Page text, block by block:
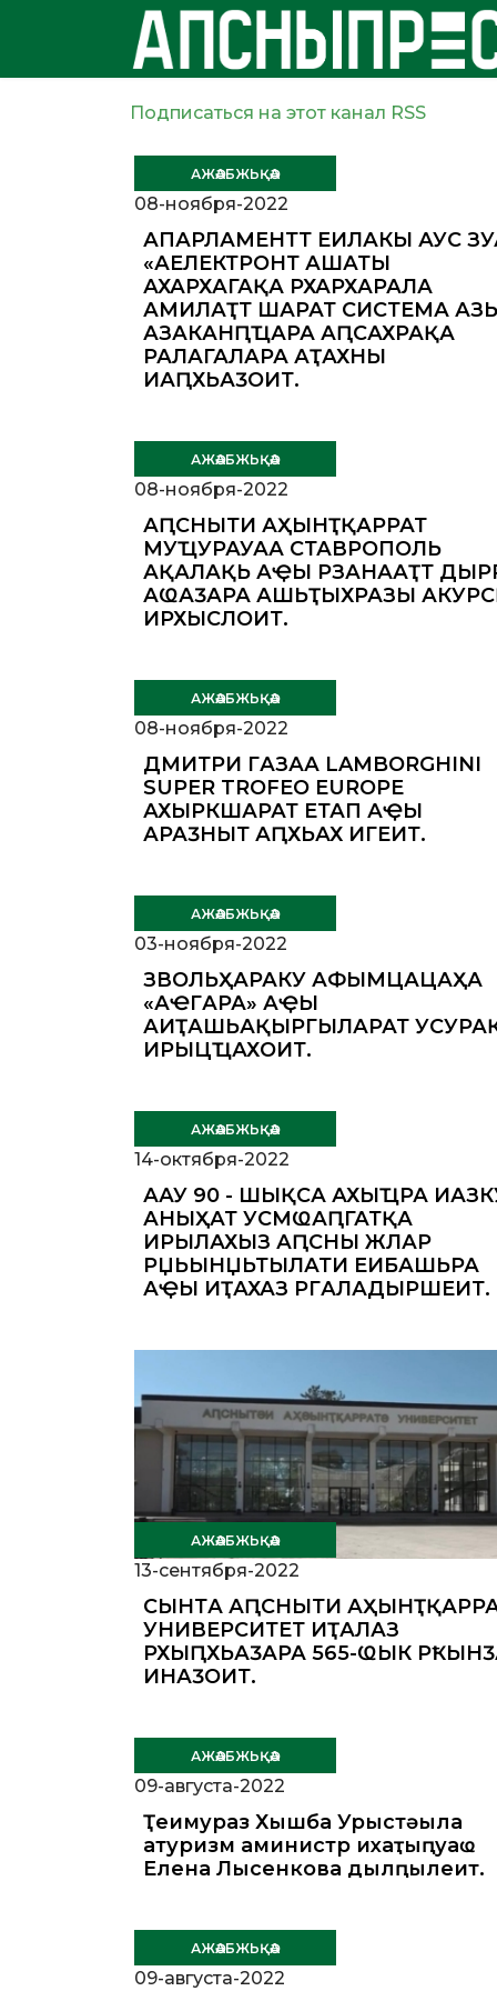
Подписаться на этот канал RSS
АЖӘАБЖЬҚӘА
08-ноября-2022
АПАРЛАМЕНТТӘ ЕИЛАКЫ АУС
«АЕЛЕКТРОНТӘ АШӘАТӘЫ
АХАРХӘАГАҚӘА РХАРХӘАРАЛА
АМИЛАҬТӘ ШӘАРАТӘ СИСТЕМА
АЗАКӘАНԤҴАРА АԤСАХРАҚӘА
РАЛАГАЛАРА АҬАХНЫ
ИАԤХЬАӠОИТ.
АЖӘАБЖЬҚӘА
08-ноября-2022
АԤСНЫТӘИ АҲӘЫНҬҚАРРАТӘ
МУҴУРАУАА СТАВРОПОЛЬ
АҚАЛАҚЬ АҾЫ РЗАНААҬТӘ
АҨАӠАРА АШЬҬЫХРАЗЫ
ИРХЫСЛОИТ.
АЖӘАБЖЬҚӘА
08-ноября-2022
ДМИТРИ ГӘАЗАА LAMBORGHINI
SUPER TROFEO EUROPE
АХЫРКӘШАРАТӘ ЕТАП АҾЫ
АРАӠНЫТӘ АԤХЬАХӘ ИГЕИТ.
АЖӘАБЖЬҚӘА
03-ноября-2022
ЗВОЛЬҲАРАКУ АФЫМЦАЦӘАҲӘА
«АҼГӘАРА» АҾЫ
АИҬАШЬАҚӘЫРГЫЛАРАТӘ
ИРЫЦҴАХОИТ.
АЖӘАБЖЬҚӘА
14-октября-2022
ААУ 90 - ШЫҚӘСА АХЫҴРА
АНЫҲӘАТӘ УСМҨАԤГАТӘҚӘА
ИРЫЛАХӘЫЗ АԤСНЫ ЖӘЛАР
РЏЬЫНЏЬТӘЫЛАТӘИ ЕИБАШЬРА
АҾЫ ИҬАХАЗ РГӘАЛАДЫРШӘЕИТ.
АЖӘАБЖЬҚӘА
13-сентября-2022
СЫНТӘА АԤСНЫТӘИ
УНИВЕРСИТЕТ ИҬАЛАЗ
РХЫԤХЬАӠАРА 565-ҨЫК
ИНАӠОИТ.
АЖӘАБЖЬҚӘА
09-августа-2022
Ҭеимураз Хышба Урыстәыла
атуризм аминистр ихаҭыԥуаҩ
Елена Лысенкова дылԥылеит.
АЖӘАБЖЬҚӘА
09-августа-2022